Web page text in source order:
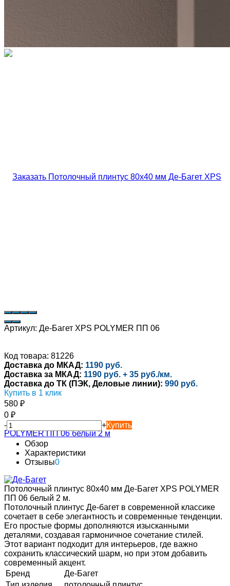
Артикул: Де-Багет XPS POLYMER ПП 06
Код товара: 81226
Доставка до МКАД: 1190 руб.
Доставка за МКАД: 1190 руб. + 35 руб./км.
Доставка до ТК (ПЭК, Деловые линии): 990 руб.
Купить в 1 клик
580 ₽
0 ₽
-
+Купить
Обзор
Характеристики
Отзывы0
Потолочный плинтус 80х40 мм Де-Багет XPS POLYMER
ПП 06 белый 2 м.
Потолочный плинтус Де-багет в современной классике
сочетает в себе элегантность и современные тенденции.
Его простые формы дополняются изысканными
деталями, создавая гармоничное сочетание стилей.
Этот вариант подходит для интерьеров, где важно
сохранить классический шарм, но при этом добавить
современный акцент.
Бренд
Де-Багет